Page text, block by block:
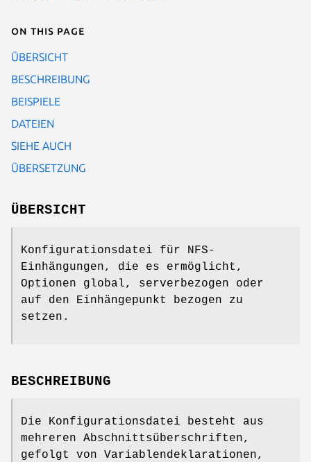
On this page
ÜBERSICHT
BESCHREIBUNG
BEISPIELE
DATEIEN
SIEHE AUCH
ÜBERSETZUNG
ÜBERSICHT
Konfigurationsdatei für NFS-
Einhängungen, die es ermöglicht,
Optionen global, serverbezogen oder
auf den Einhängepunkt bezogen zu
setzen.
BESCHREIBUNG
Die Konfigurationsdatei besteht aus
mehreren Abschnittsüberschriften,
gefolgt von Variablendeklarationen,